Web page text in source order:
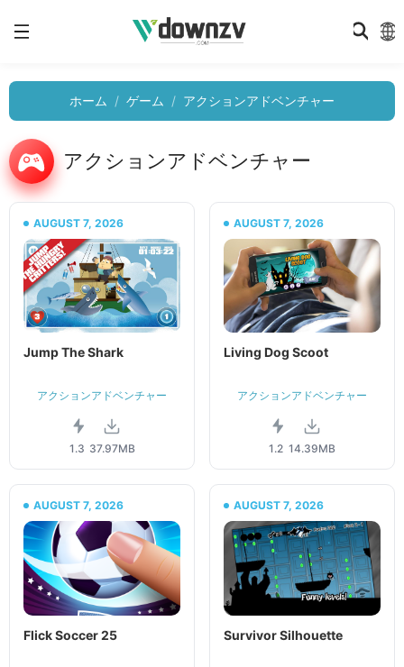
ホーム ゲーム アクションアドベンチャー
アクションアドベンチャー
AUGUST 7, 2026
Jump The Shark
アクションアドベンチャー
1.3 37.97MB
AUGUST 7, 2026
Living Dog Scoot
アクションアドベンチャー
1.2 14.39MB
AUGUST 7, 2026
Flick Soccer 25
AUGUST 7, 2026
Survivor Silhouette